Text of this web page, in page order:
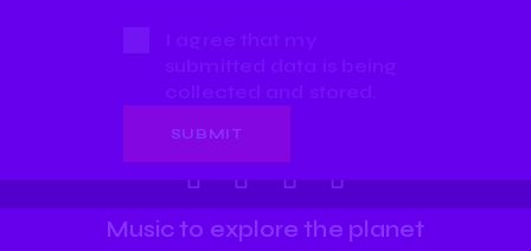
Music to explore the planet